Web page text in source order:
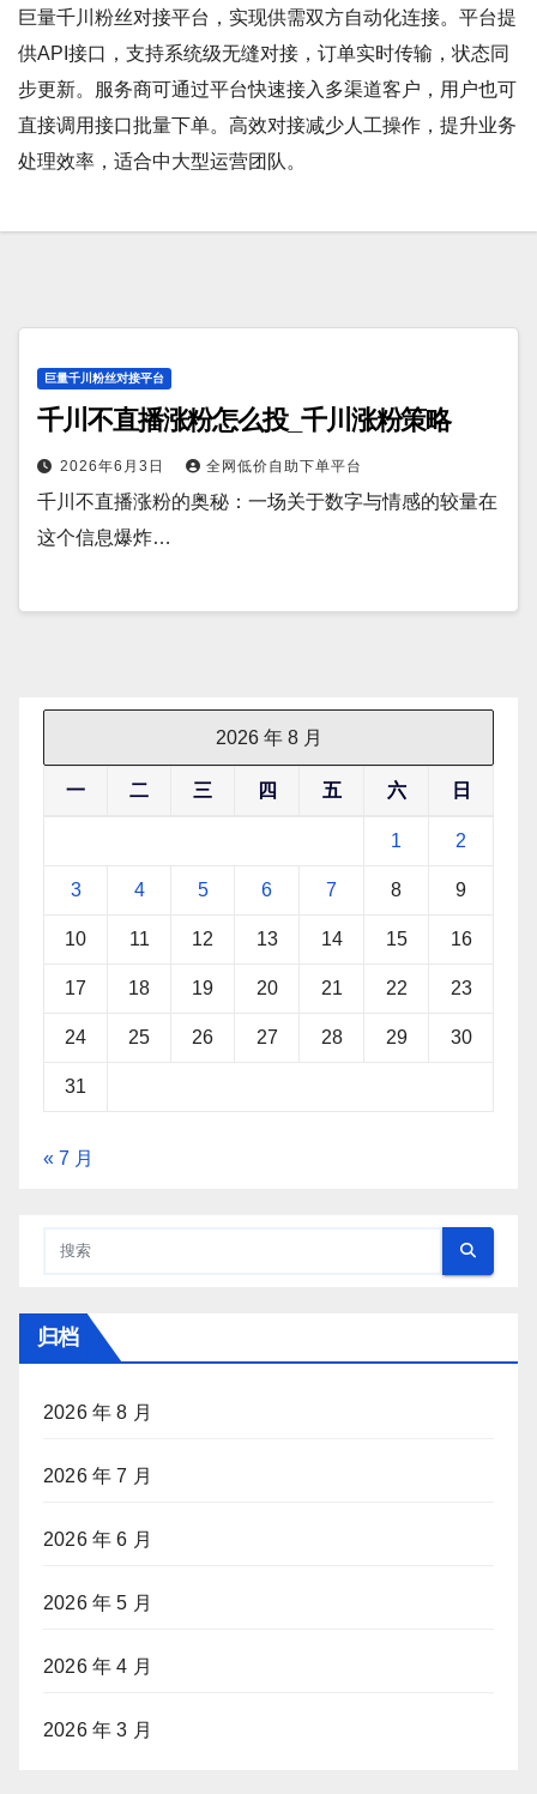
巨量千川粉丝对接平台，实现供需双方自动化连接。平台提
供API接口，支持系统级无缝对接，订单实时传输，状态同
步更新。服务商可通过平台快速接入多渠道客户，用户也可
直接调用接口批量下单。高效对接减少人工操作，提升业务
处理效率，适合中大型运营团队。
巨量千川粉丝对接平台
千川不直播涨粉怎么投_千川涨粉策略
2026年6月3日 全网低价自助下单平台
千川不直播涨粉的奥秘：一场关于数字与情感的较量在
这个信息爆炸…
2026 年 8 月
一 二 三 四 五 六 日
1 2
3 4 5 6 7 8 9
10 11 12 13 14 15 16
17 18 19 20 21 22 23
24 25 26 27 28 29 30
31
« 7 月
归档
2026 年 8 月
2026 年 7 月
2026 年 6 月
2026 年 5 月
2026 年 4 月
2026 年 3 月